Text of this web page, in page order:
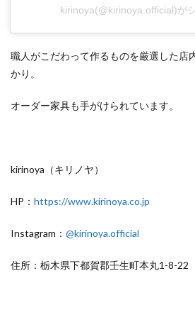
kirinoya(@kirinoya.official)が
職人がこだわって作るものを厳選した店
かり。
オーダー家具も手がけられています。
kirinoya（キリノヤ）
HP： https://www.kirinoya.co.jp
Instagram： @kirinoya.official
住所：栃木県下都賀郡壬生町本丸1-8-22